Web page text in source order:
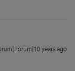
years ago